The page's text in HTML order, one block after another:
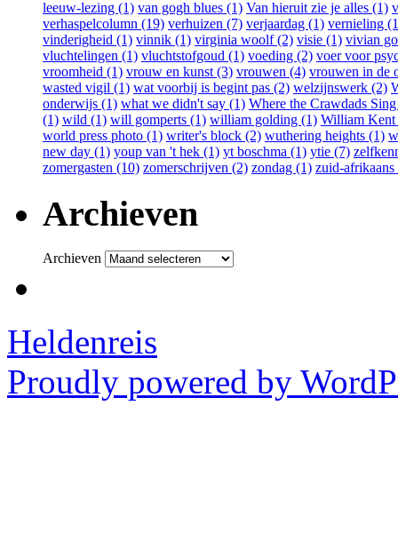
leeuw-lezing (1) van gogh blues (1) Van hieruit zie je alles (1)
verhaspelcolumn (19) verhuizen (7) verjaardag (1) vernieling
vinderigheid (1) vinnik (1) virginia woolf (2) visie (1) vivian
vluchtelingen (1) vluchtstofgoud (1) voeding (2) voer voor
vroomheid (1) vrouw en kunst (3) vrouwen (4) vrouwen in de
wasted vigil (1) wat voorbij is begint pas (2) welzijnswerk (2)
onderwijs (1) what we didn't say (1) Where the Crawdads
(1) wild (1) will gomperts (1) william golding (1) William
world press photo (1) writer's block (2) wuthering heights (1)
new day (1) youp van 't hek (1) yt boschma (1) ytie (7)
zomergasten (10) zomerschrijven (2) zondag (1) zuid-afrikaans
Archieven
Archieven
Heldenreis
Proudly powered by